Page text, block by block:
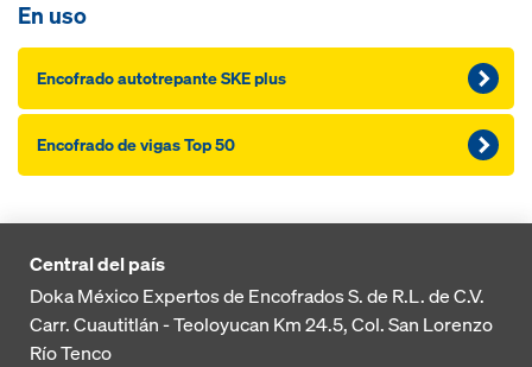
En uso
Encofrado autotrepante SKE plus
Encofrado de vigas Top 50
Central del país
Doka México Expertos de Encofrados S. de R.L. de C.V.
Carr. Cuautitlán - Teoloyucan Km 24.5, Col. San Lorenzo
Río Tenco